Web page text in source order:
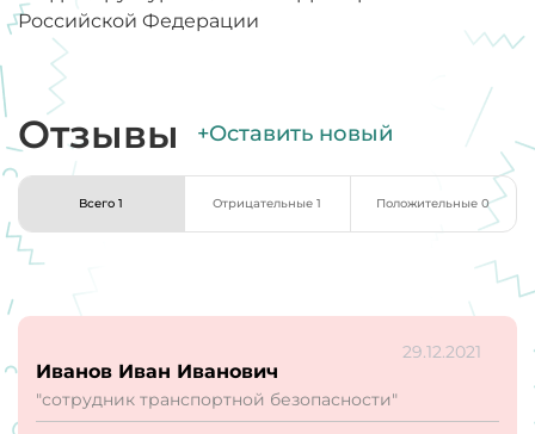
Российской Федерации
Отзывы +Оставить новый
Всего 1 Отрицательные 1 Положительные 0
29.12.2021
Иванов Иван Иванович
"сотрудник транспортной безопасности"